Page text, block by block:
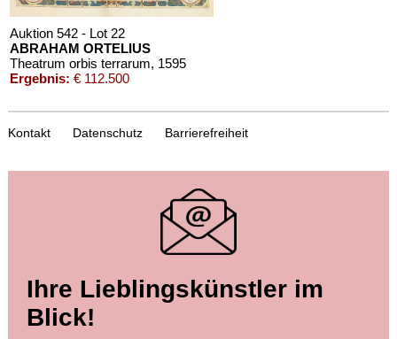
Auktion 542 - Lot 22
ABRAHAM ORTELIUS
Theatrum orbis terrarum, 1595
Ergebnis: € 112.500
ABRAHAM ORTELIUS
Theatrum orbis terrarum, 1574
Ergebnis:€ 47.500
Kontakt Datenschutz Barrierefreiheit
Ihre Lieblingskünstler im
Blick!